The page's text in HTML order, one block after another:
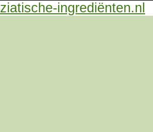
ingrediënten.nl